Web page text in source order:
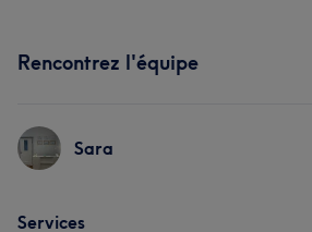
Rencontrez l'équipe
Sara
Services